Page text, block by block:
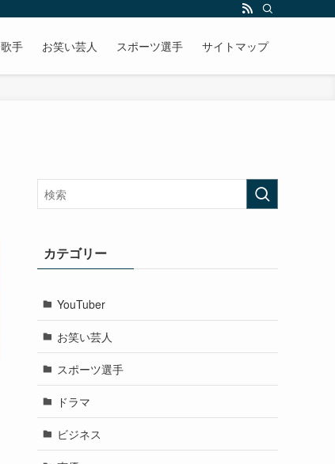
歌手 お笑い芸人 スポーツ選手 サイトマップ
カテゴリー